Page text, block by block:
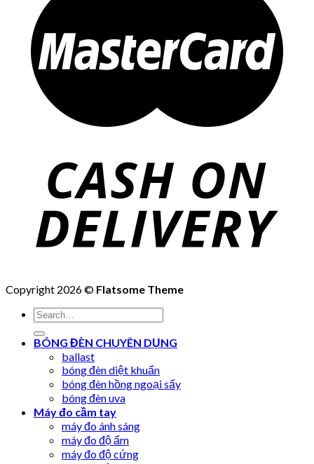
Copyright 2026 © Flatsome Theme
Search
for:
BÓNG ĐÈN CHUYÊN DỤNG
ballast
bóng đèn diệt khuẩn
bóng đèn hồng ngoại sấy
bóng đèn uva
Máy đo cầm tay
máy đo ánh sáng
máy đo độ ẩm
máy đo độ cứng